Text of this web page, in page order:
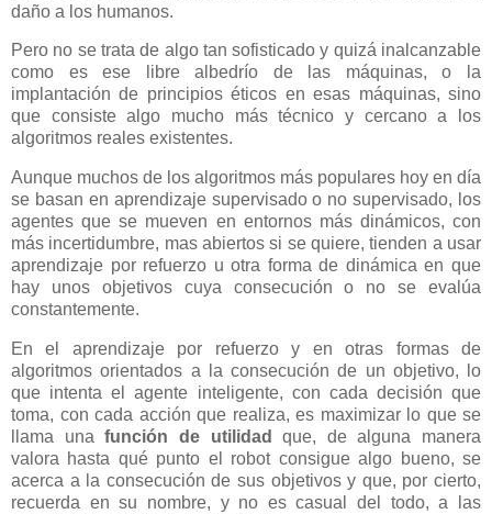
daño a los humanos.
Pero no se trata de algo tan sofisticado y quizá inalcanzable
como es ese libre albedrío de las máquinas, o la
implantación de principios éticos en esas máquinas, sino
que consiste algo mucho más técnico y cercano a los
algoritmos reales existentes.
Aunque muchos de los algoritmos más populares hoy en día
se basan en aprendizaje supervisado o no supervisado, los
agentes que se mueven en entornos más dinámicos, con
más incertidumbre, mas abiertos si se quiere, tienden a usar
aprendizaje por refuerzo u otra forma de dinámica en que
hay unos objetivos cuya consecución o no se evalúa
constantemente.
En el aprendizaje por refuerzo y en otras formas de
algoritmos orientados a la consecución de un objetivo, lo
que intenta el agente inteligente, con cada decisión que
toma, con cada acción que realiza, es maximizar lo que se
llama unafunción de utilidad
que, de alguna manera
valora hasta qué punto el robot consigue algo bueno, se
acerca a la consecución de sus objetivos y que, por cierto,
recuerda en su nombre, y no es casual del todo, a las